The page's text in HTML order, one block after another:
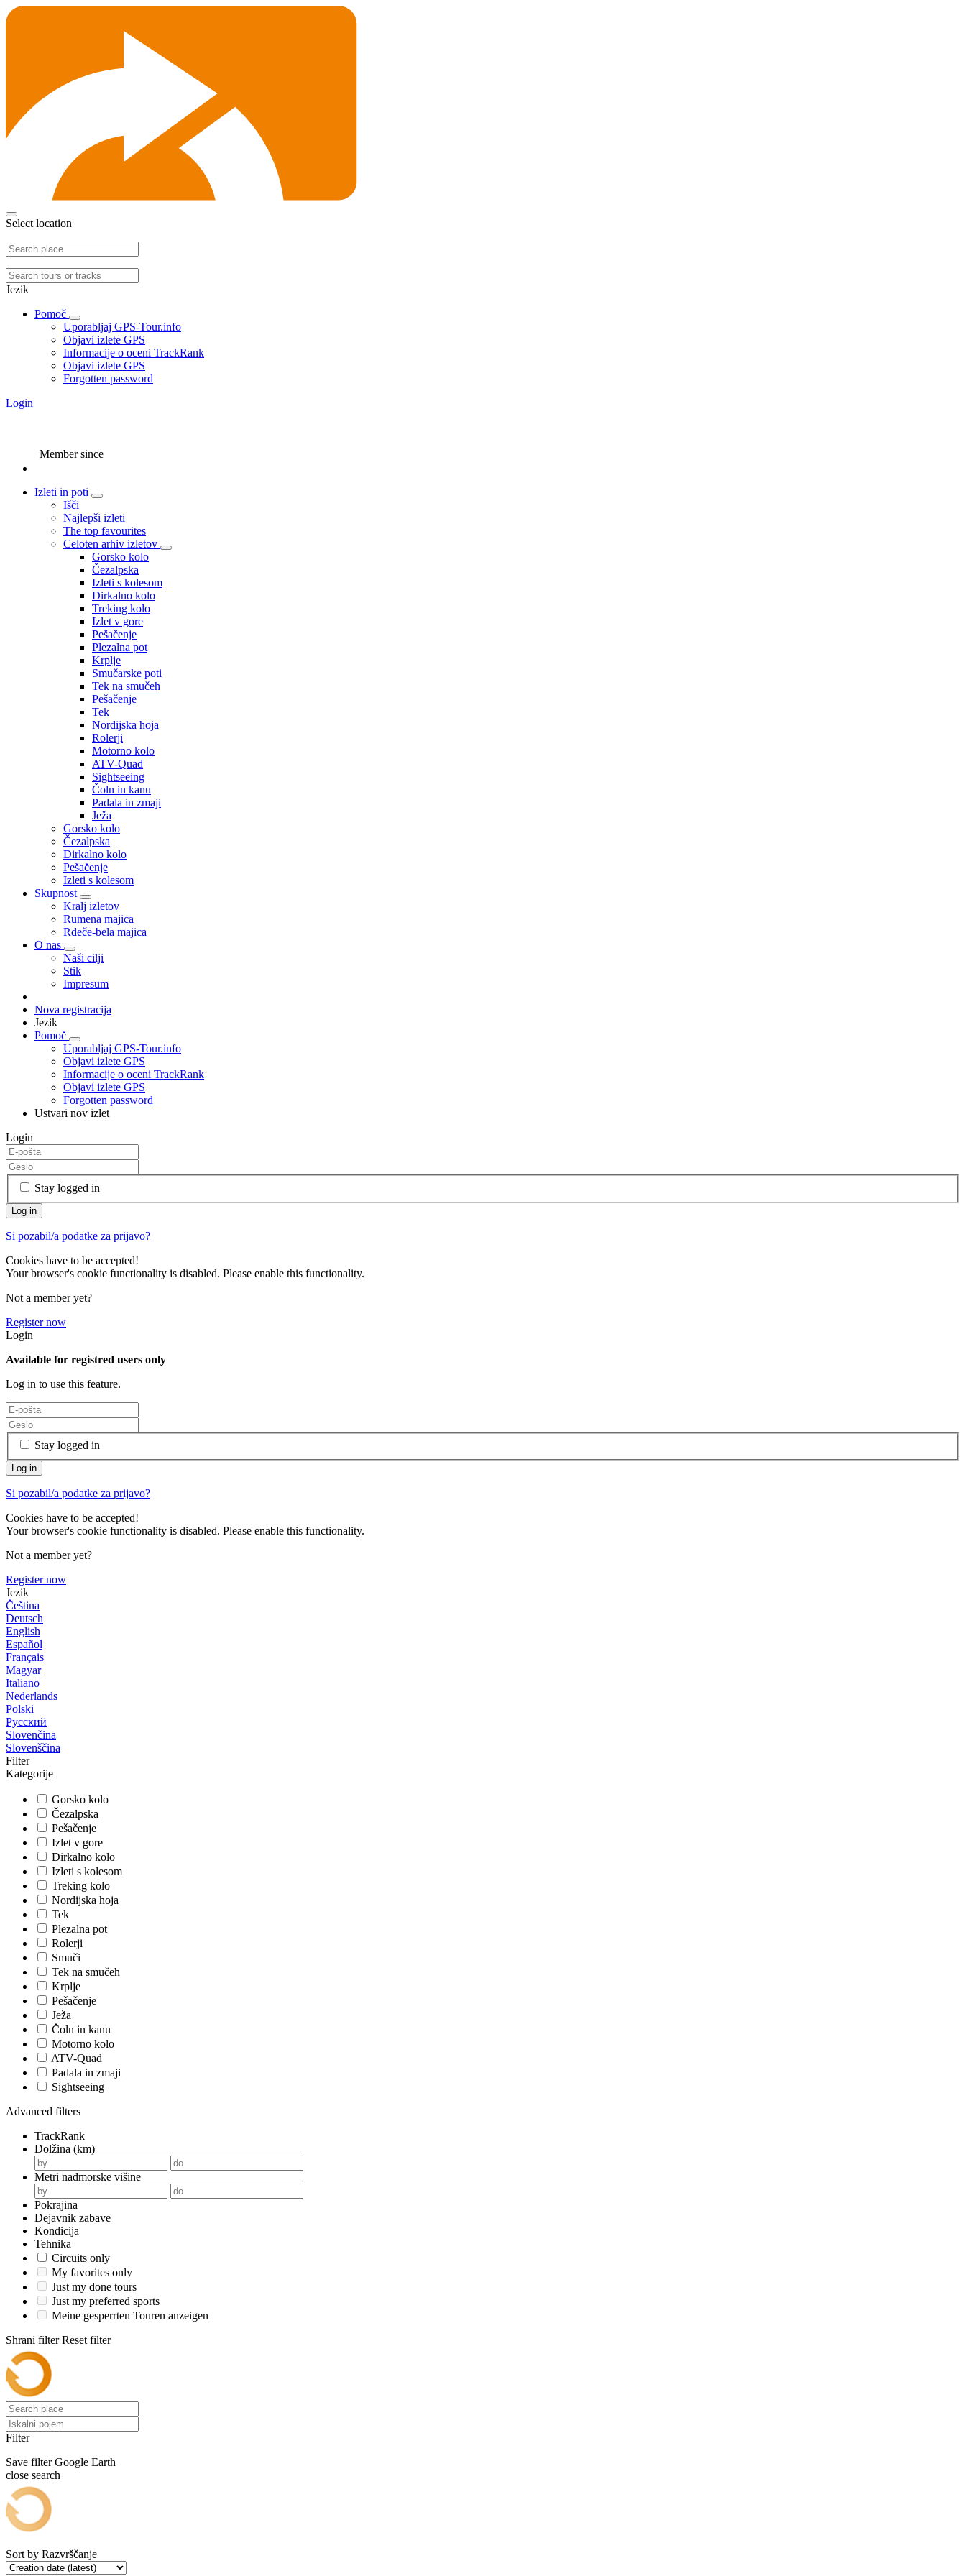
Select location
Jezik
Pomoč
Uporabljaj GPS-Tour.info
Objavi izlete GPS
Informacije o oceni TrackRank
Objavi izlete GPS
Forgotten password
Login
Member since
Izleti in poti
Išči
Najlepši izleti
The top favourites
Celoten arhiv izletov
Gorsko kolo
Čezalpska
Izleti s kolesom
Dirkalno kolo
Treking kolo
Izlet v gore
Pešačenje
Plezalna pot
Krplje
Smučarske poti
Tek na smučeh
Pešačenje
Tek
Nordijska hoja
Rolerji
Motorno kolo
ATV-Quad
Sightseeing
Čoln in kanu
Padala in zmaji
Ježa
Gorsko kolo
Čezalpska
Dirkalno kolo
Pešačenje
Izleti s kolesom
Skupnost
Kralj izletov
Rumena majica
Rdeče-bela majica
O nas
Naši cilji
Stik
Impresum
Nova registracija
Jezik
Pomoč
Uporabljaj GPS-Tour.info
Objavi izlete GPS
Informacije o oceni TrackRank
Objavi izlete GPS
Forgotten password
Ustvari nov izlet
Login
Stay logged in
Si pozabil/a podatke za prijavo?
Cookies have to be accepted!
Your browser's cookie functionality is disabled. Please enable this functionality.
Not a member yet?
Register now
Login
Available for registred users only
Log in to use this feature.
Stay logged in
Si pozabil/a podatke za prijavo?
Cookies have to be accepted!
Your browser's cookie functionality is disabled. Please enable this functionality.
Not a member yet?
Register now
Jezik
Čeština
Deutsch
English
Español
Français
Magyar
Italiano
Nederlands
Polski
Русский
Slovenčina
Slovenščina
Filter
Kategorije
Gorsko kolo
Čezalpska
Pešačenje
Izlet v gore
Dirkalno kolo
Izleti s kolesom
Treking kolo
Nordijska hoja
Tek
Plezalna pot
Rolerji
Smuči
Tek na smučeh
Krplje
Pešačenje
Ježa
Čoln in kanu
Motorno kolo
ATV-Quad
Padala in zmaji
Sightseeing
Advanced filters
TrackRank
Dolžina (km)
Metri nadmorske višine
Pokrajina
Dejavnik zabave
Kondicija
Tehnika
Circuits only
My favorites only
Just my done tours
Just my preferred sports
Meine gesperrten Touren anzeigen
Shrani filter Reset filter
Filter
Save filter Google Earth
close search
Sort by Razvrščanje